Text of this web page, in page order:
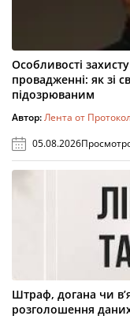
Особливості
провадженні: як зі
підозрюваним
Автор:Лента от
05.08.2026
Штраф, догана чи
розголошення